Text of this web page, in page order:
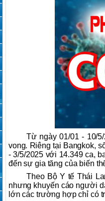
Từ ngày 01/01 - 10/
vong. Riêng tại Bangkok,
- 3/5/2025 với 14.349 ca,
đến sự gia tăng của biến
Theo Bộ Y tế Thái
nhưng khuyến cáo người
lớn các trường hợp chỉ có